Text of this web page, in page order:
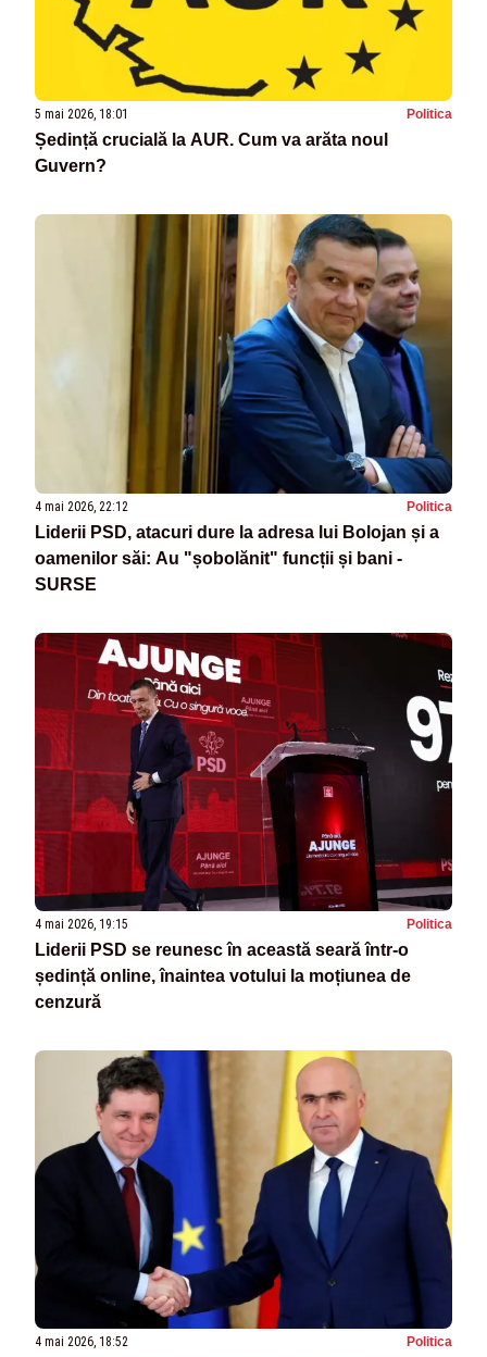
5 mai 2026, 18:01 Politica
Ședință crucială la AUR. Cum va arăta noul
Guvern?
4 mai 2026, 22:12 Politica
Liderii PSD, atacuri dure la adresa lui Bolojan și a
oamenilor săi: Au "șobolănit" funcții și bani -
SURSE
4 mai 2026, 19:15 Politica
Liderii PSD se reunesc în această seară într-o
ședință online, înaintea votului la moțiunea de
cenzură
4 mai 2026, 18:52 Politica